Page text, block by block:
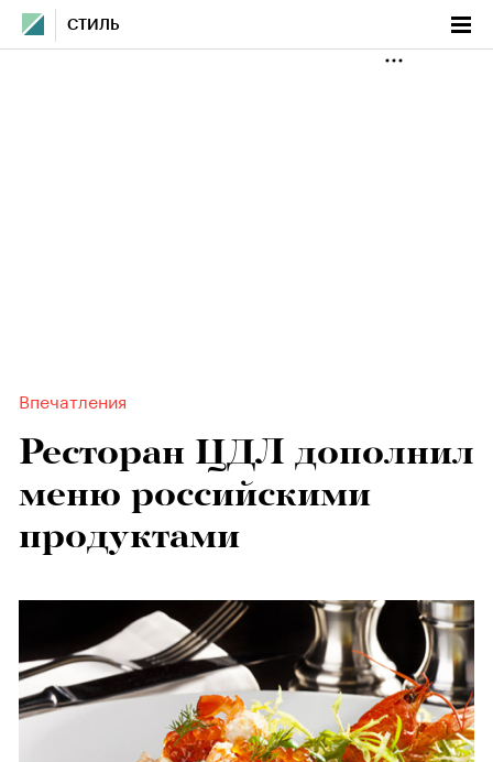
СТИЛЬ
Впечатления
Ресторан ЦДЛ дополнил
меню российскими
продуктами